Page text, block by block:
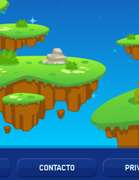
CONTACTO